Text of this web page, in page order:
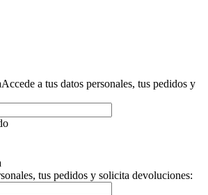
Accede a tus datos personales, tus pedidos y
tus pedidos y solicita devoluciones: